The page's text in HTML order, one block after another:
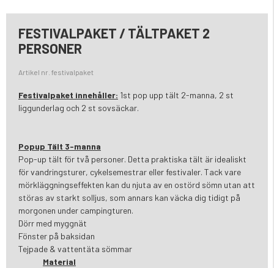
FESTIVALPAKET / TÄLTPAKET 2
PERSONER
Artikel nr. festivalpaket
Festivalpaket innehåller: 1st pop upp tält 2-manna, 2 st
liggunderlag och 2 st sovsäckar.
Popup Tält 3-manna
Pop-up tält för två personer. Detta praktiska tält är idealiskt
för vandringsturer, cykelsemestrar eller festivaler. Tack vare
mörkläggningseffekten kan du njuta av en ostörd sömn utan att
störas av starkt solljus, som annars kan väcka dig tidigt på
morgonen under campingturen.
Dörr med myggnät
Fönster på baksidan
Tejpade & vattentäta sömmar
Material